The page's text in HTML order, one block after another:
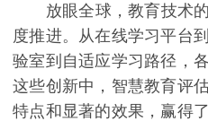
放眼全球，教育技术的
度推进。从在线学习平台
验室到自适应学习路径，
这些创新中，智慧教育评
特点和显著的效果，赢得